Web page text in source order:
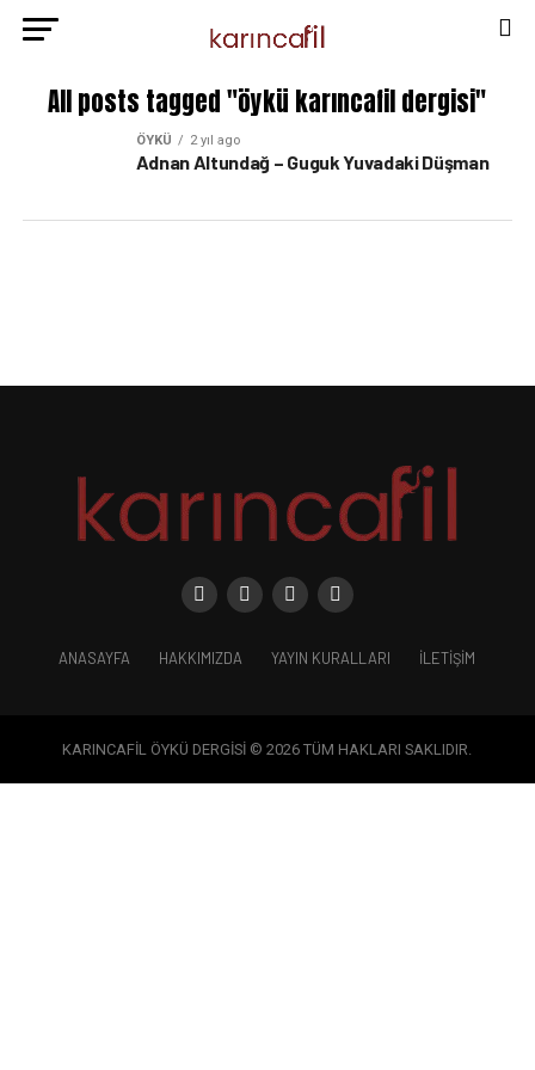
All posts tagged "öykü karıncafil dergisi"
ÖYKÜ 2 yıl ago
Adnan Altundağ – Guguk Yuvadaki Düşman
ANASAYFA HAKKIMIZDA YAYIN KURALLARI İLETIŞIM
KARINCAFİL ÖYKÜ DERGİSİ © 2026 TÜM HAKLARI SAKLIDIR.